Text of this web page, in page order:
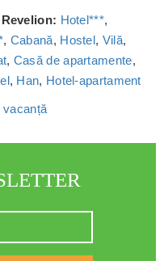
Hotel***,
, Cabană, Hostel, Vilă,
, Casă de apartamente,
, Han, Hotel-apartament
vacanță